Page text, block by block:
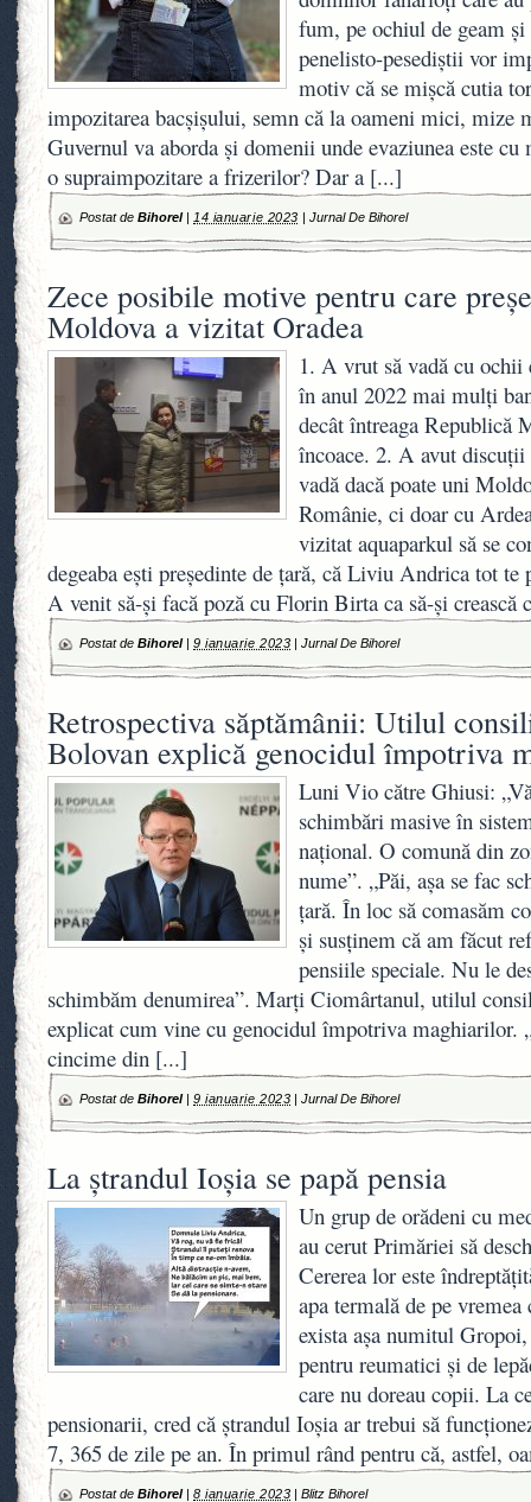
fum, pe ochiul de geam
penelisto-pesediștii vor
motiv că se mișcă cutia
impozitarea bacșișului, semn că la oameni mici, mize
Guvernul va aborda și domenii unde evaziunea este
o supraimpozitare a frizerilor? Dar a [...]
Postat de Bihorel| 14 ianuarie 2023 | Jurnal De Bihorel
Zece posibile motive pentru care
Moldova a vizitat Oradea
1. A vrut să vadă cu ochii
în anul 2022 mai mulți
decât întreaga Republică
încoace. 2. A avut
vadă dacă poate uni
Românie, ci doar cu
vizitat aquaparkul să se
degeaba ești președinte de țară, că Liviu Andrica tot te
A venit să-și facă poză cu Florin Birta ca să-și crească
Postat de Bihorel| 9 ianuarie 2023 |Jurnal De Bihorel
Retrospectiva săptămânii: Utilul
Bolovan explică genocidul împotriva
Luni Vio către Ghiusi:
schimbări masive în
național. O comună din
nume”. „Păi, așa se fac
țară. În loc să comasăm
și susținem că am făcut
pensiile speciale. Nu le
schimbăm denumirea”. Marți Ciomârtanul, utilul
explicat cum vine cu genocidul împotriva maghiarilor.
cincime din [...]
Postat de Bihorel| 9 ianuarie 2023 |Jurnal De Bihorel
La ștrandul Ioșia se papă pensia
Un grup de orădeni cu
au cerut Primăriei să
Cererea lor este
apa termală de pe
exista așa numitul
pentru reumatici și de
care nu doreau copii. La
pensionarii, cred că ștrandul Ioșia ar trebui să
7, 365 de zile pe an. În primul rând pentru că, astfel,
Postat de Bihorel| 8 ianuarie 2023 |Blitz Bihorel